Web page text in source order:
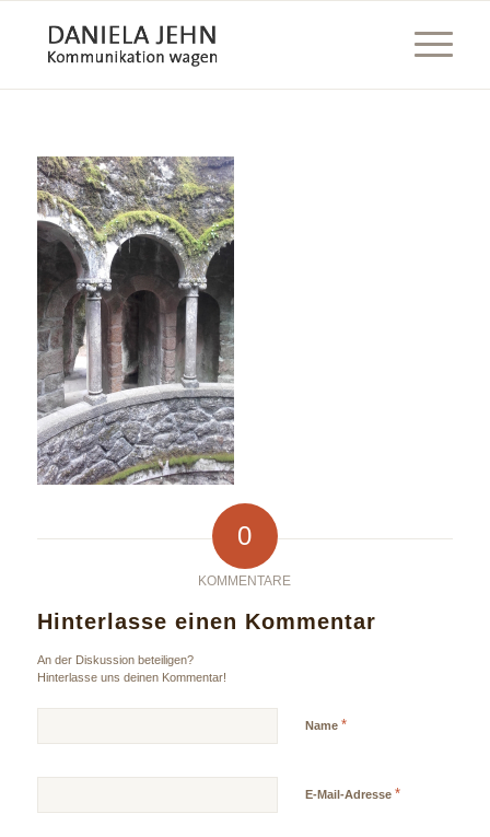
0
KOMMENTARE
Hinterlasse einen Kommentar
An der Diskussion beteiligen?
Hinterlasse uns deinen Kommentar!
Name *
E-Mail-Adresse *